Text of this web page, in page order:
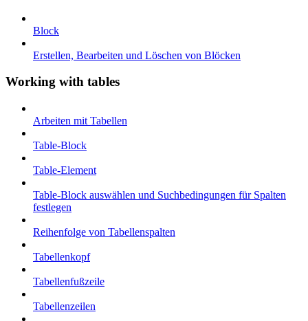
Block
Erstellen, Bearbeiten und Löschen von Blöcken
Working with tables
Arbeiten mit Tabellen
Table-Block
Table-Element
Table-Block auswählen und Suchbedingungen für Spalten
festlegen
Reihenfolge von Tabellenspalten
Tabellenkopf
Tabellenfußzeile
Tabellenzeilen